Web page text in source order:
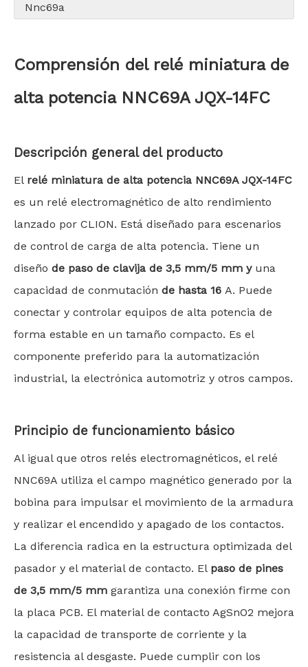
Nnc69a
Comprensión del relé miniatura de
alta potencia NNC69A JQX-14FC
Descripción general del producto
El relé miniatura de alta potencia NNC69A JQX-14FC
es un relé electromagnético de alto rendimiento
lanzado por CLION. Está diseñado para escenarios
de control de carga de alta potencia. Tiene un
diseño de paso de clavija de 3,5 mm/5 mm y una
capacidad de conmutación de hasta 16 A. Puede
conectar y controlar equipos de alta potencia de
forma estable en un tamaño compacto. Es el
componente preferido para la automatización
industrial, la electrónica automotriz y otros campos.
Principio de funcionamiento básico
Al igual que otros relés electromagnéticos, el relé
NNC69A utiliza el campo magnético generado por la
bobina para impulsar el movimiento de la armadura
y realizar el encendido y apagado de los contactos.
La diferencia radica en la estructura optimizada del
pasador y el material de contacto. El paso de pines
de 3,5 mm/5 mm garantiza una conexión firme con
la placa PCB. El material de contacto AgSnO2 mejora
la capacidad de transporte de corriente y la
resistencia al desgaste. Puede cumplir con los